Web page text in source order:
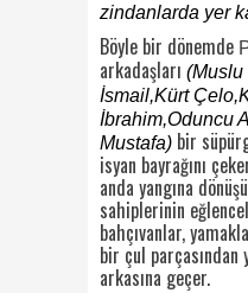
zindanlarda yer
Böyle bir dönemde
arkadaşları (Muslu
İsmail,Kürt
İbrahim,Oduncu
Mustafa) bir
isyan bayrağını
anda yangına
sahiplerinin
bahçıvanlar,
bir çul parçasından
arkasına geçer.